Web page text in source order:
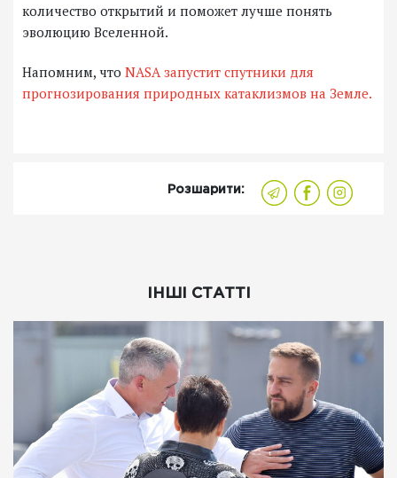
количество открытий и поможет лучше понять
эволюцию Вселенной.
Напомним, что NASA запустит спутники для
прогнозирования природных катаклизмов на Земле.
Розшарити:
ІНШІ СТАТТІ